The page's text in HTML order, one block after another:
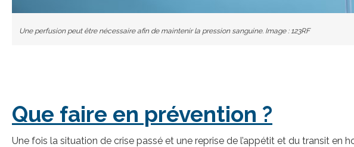
Une perfusion peut être nécessaire afin de maintenir la pression sanguine. Image : 123RF
Que faire en prévention ?
Une fois la situation de crise passé et une reprise de l’appétit et du transit en